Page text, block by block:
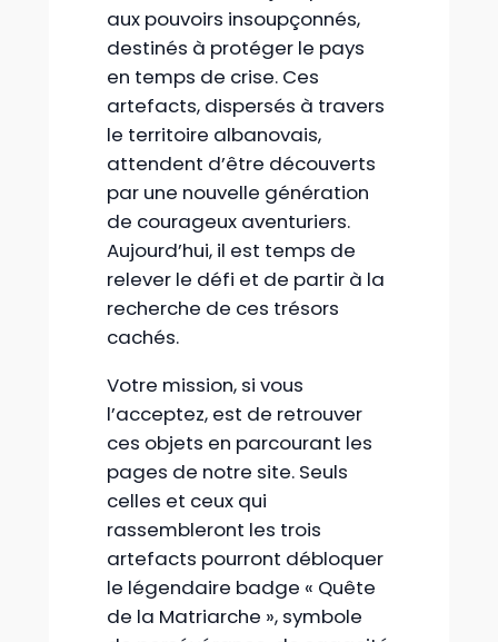
aux pouvoirs insoupçonnés,
destinés à protéger le pays
en temps de crise. Ces
artefacts, dispersés à travers
le territoire albanovais,
attendent d’être découverts
par une nouvelle génération
de courageux aventuriers.
Aujourd’hui, il est temps de
relever le défi et de partir à la
recherche de ces trésors
cachés.
Votre mission, si vous
l’acceptez, est de retrouver
ces objets en parcourant les
pages de notre site. Seuls
celles et ceux qui
rassembleront les trois
artefacts pourront débloquer
le légendaire badge « Quête
de la Matriarche », symbole